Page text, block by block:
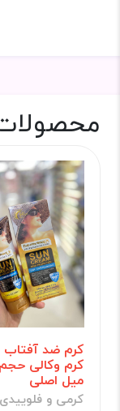
کرم ضد
میل اصلی
کرمی و فلوییدی